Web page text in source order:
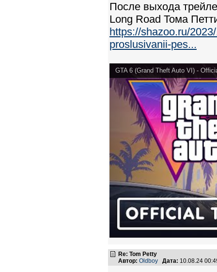
После выхода
Long Road Тома
https://shazoo.ru/
proslusivanii-pes...
GTA 6 (Grand Theft Auto VI) -
Re: Tom Petty
Автор: Oldboy Дата: 10.08.24